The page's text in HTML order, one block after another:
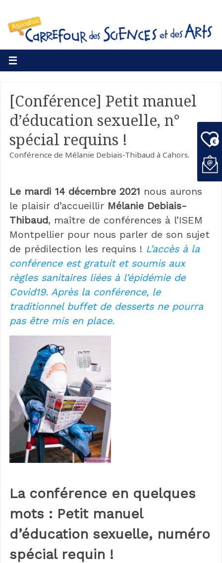
[Conférence] Petit manuel
d’éducation sexuelle, n°
spécial requins !
Conférence de Mélanie Debiais-Thibaud à Cahors.
Le mardi 14 décembre 2021 nous aurons
le plaisir d’accueillir Mélanie Debiais-
Thibaud, maître de conférences à l’ISEM
Montpellier pour nous parler de son sujet
de prédilection les requins ! L’accès à la
conférence est gratuit et soumis aux
règles sanitaires liées à l’épidémie de
Covid19. Après la conférence, le
traditionnel buffet de desserts ne pourra
pas être mis en place.
La conférence en quelques
mots : Petit manuel
d’éducation sexuelle, numéro
spécial requin !